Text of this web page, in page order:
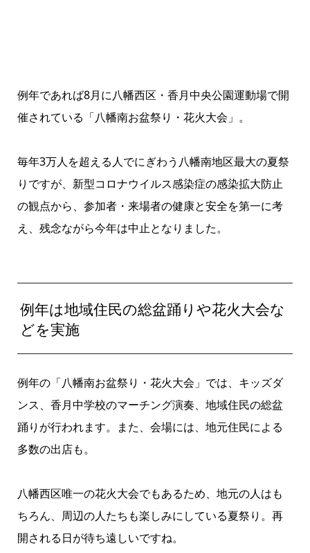
例年であれば8月に八幡西区・香月中央公園運動場で開
催されている「八幡南お盆祭り・花火大会」。
毎年3万人を超える人でにぎわう八幡南地区最大の夏祭
りですが、新型コロナウイルス感染症の感染拡大防止
の観点から、参加者・来場者の健康と安全を第一に考
え、残念ながら今年は中止となりました。
例年は地域住民の総盆踊りや花火大会な
どを実施
例年の「八幡南お盆祭り・花火大会」では、キッズダ
ンス、香月中学校のマーチング演奏、地域住民の総盆
踊りが行われます。また、会場には、地元住民による
多数の出店も。
八幡西区唯一の花火大会でもあるため、地元の人はも
ちろん、周辺の人たちも楽しみにしている夏祭り。再
開される日が待ち遠しいですね。